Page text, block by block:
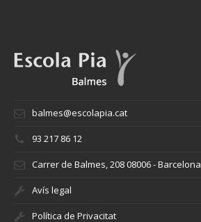
balmes@escolapia.cat
93 217 86 12
Carrer de Balmes, 208 08006 - Barcelona
Avís legal
Política de Privacitat